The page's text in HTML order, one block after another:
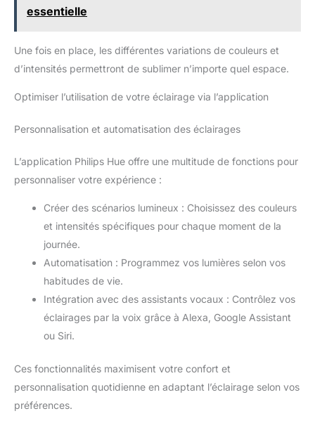
essentielle
Une fois en place, les différentes variations de couleurs et
d’intensités permettront de sublimer n’importe quel espace.
Optimiser l’utilisation de votre éclairage via l’application
Personnalisation et automatisation des éclairages
L’application Philips Hue offre une multitude de fonctions pour
personnaliser votre expérience :
Créer des scénarios lumineux : Choisissez des couleurs
et intensités spécifiques pour chaque moment de la
journée.
Automatisation : Programmez vos lumières selon vos
habitudes de vie.
Intégration avec des assistants vocaux : Contrôlez vos
éclairages par la voix grâce à Alexa, Google Assistant
ou Siri.
Ces fonctionnalités maximisent votre confort et
personnalisation quotidienne en adaptant l’éclairage selon vos
préférences.